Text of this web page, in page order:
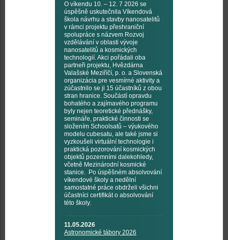
O víkendu 10. – 12. 7 2026 se
úspěšně uskutečnila Víkendová
škola návrhu a stavby nanosatelitů
v rámci projektu přeshraniční
spolupráce s názvem Rozvoj
vzdělávání v oblasti vývoje
nanosatelitů a kosmických
technologií. Akci pořádali oba
partneři projektu, Hvězdárna
Valašské Meziříčí, p. o. a Slovenská
organizácia pre vesmírné aktivity a
zúčastnilo se ji 15 účastníků z obou
stran hranice. Součástí opravdu
bohatého a zajímavého programu
byly nejen teoretické přednášky,
semináře, praktické činnosti se
složením Schoolsatů – výukového
modelu cubesatu, ale také jsme si
vyzkoušeli virtuální technologie i
praktická pozorování kosmických
objektů pozemními dalekohledy,
včetně Mezinárodní kosmické
stanice. Po úspěšném absolvování
víkendové školy a nedělní
samostatné práce obdrželi všichni
účastníci certifikát o absolvování
této školy.
11.05.2026
Astronomické tábory 2026